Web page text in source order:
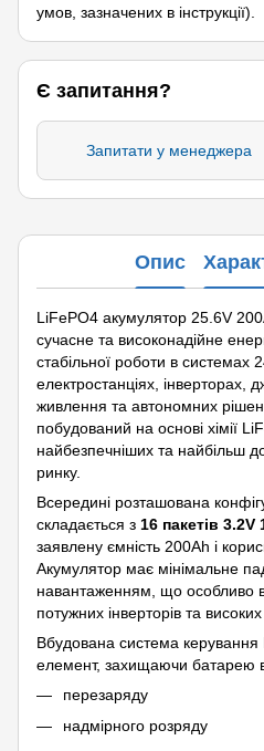
умов, зазначених в інструкції).
Є запитання?
Запитати у менеджера
Опис
LiFePO4 акумулятор 25.6V
сучасне та високонадійне
стабільної роботи в системах
електростанціях, інверторах,
живлення та автономних
побудований на основі хімії
найбезпечніших та найбільш
ринку.
Всередині розташована
складається з 16 пакетів 3.2V
заявлену ємність 200Ah і
Акумулятор має мінімальне
навантаженням, що особливо
потужних інверторів та
Вбудована система
елемент, захищаючи батарею
перезаряду
надмірного розряду